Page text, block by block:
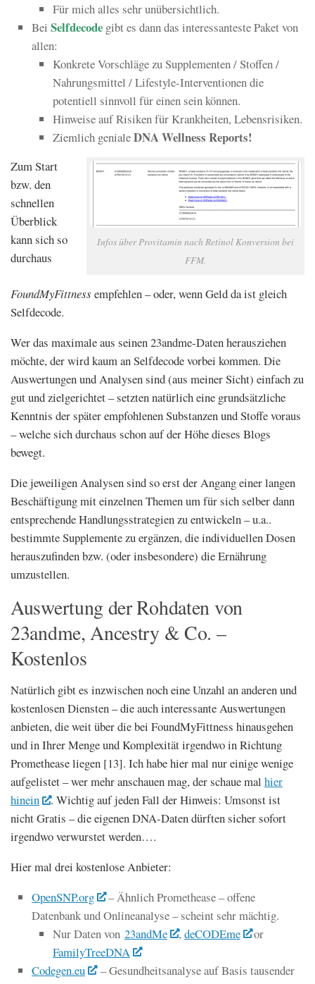
Für mich alles sehr unübersichtlich.
Bei Selfdecode gibt es dann das interessanteste Paket von
allen:
Konkrete Vorschläge zu Supplementen / Stoffen /
Nahrungsmittel / Lifestyle-Interventionen die
potentiell sinnvoll für einen sein können.
Hinweise auf Risiken für Krankheiten, Lebensrisiken.
Ziemlich genialeDNA Wellness Reports!
Infos über Provitamin nach Retinol Konversion bei
FFM.
Zum Start
bzw. den
schnellen
Überblick
kann sich so
durchaus
FoundMyFittness empfehlen – oder, wenn Geld da ist gleich
Selfdecode.
Wer das maximale aus seinen 23andme-Daten herausziehen
möchte, der wird kaum an Selfdecode vorbei kommen. Die
Auswertungen und Analysen sind (aus meiner Sicht) einfach zu
gut und zielgerichtet – setzten natürlich eine grundsätzliche
Kenntnis der später empfohlenen Substanzen und Stoffe voraus
– welche sich durchaus schon auf der Höhe dieses Blogs
bewegt.
Die jeweiligen Analysen sind so erst der Angang einer langen
Beschäftigung mit einzelnen Themen um für sich selber dann
entsprechende Handlungsstrategien zu entwickeln – u.a..
bestimmte Supplemente zu ergänzen, die individuellen Dosen
herauszufinden bzw. (oder insbesondere) die Ernährung
umzustellen.
Auswertung der Rohdaten von
23andme, Ancestry & Co. –
Kostenlos
Natürlich gibt es inzwischen noch eine Unzahl an anderen und
kostenlosen Diensten – die auch interessante Auswertungen
anbieten, die weit über die bei FoundMyFittness hinausgehen
und in Ihrer Menge und Komplexität irgendwo in Richtung
Promethease liegen [13]. Ich habe hier mal nur einige wenige
aufgelistet – wer mehr anschauen mag, der schaue mal hier
hinein
. Wichtig auf jeden Fall der Hinweis: Umsonst ist
nicht Gratis – die eigenen DNA-Daten dürften sicher sofort
irgendwo verwurstet werden….
Hier mal drei kostenlose Anbieter:
OpenSNP.org
– Ähnlich Promethease – offene
Datenbank und Onlineanalyse – scheint sehr mächtig.
Nur Daten von 23andMe , deCODEme
or
FamilyTreeDNA
Codegen.eu
– Gesundheitsanalyse auf Basis tausender